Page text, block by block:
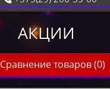
АКЦИИ
Сравнение товаров (0)